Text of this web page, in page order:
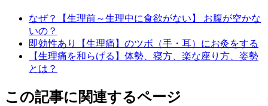
なぜ？【生理前～生理中に食欲がない】 お腹が空かな
いの？
即効性あり【生理痛】のツボ（手・耳）にお灸をする
【生理痛を和らげる】体勢、寝方、楽な座り方、姿勢
とは？
この記事に関連するページ